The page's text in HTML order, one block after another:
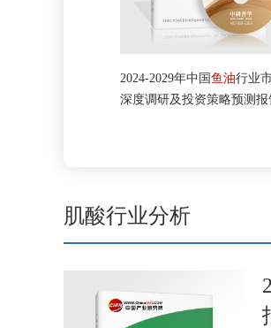
2024-2029年中国 鱼油行业市
深度调研及投资策略预测报告
肌酸行业分析